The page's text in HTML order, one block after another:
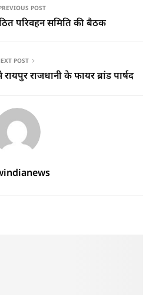
POST
परिवहन समिति की बैठक
POST
राजधानी के फायर ब्रांड पार्षद